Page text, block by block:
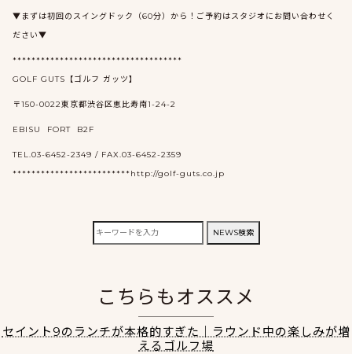
▼まずは初回のスイングドック（60分）から！ご予約はスタジオにお問い合わせく
ださい▼
************************************
GOLF GUTS【ゴルフ ガッツ】
〒150-0022東京都渋谷区恵比寿南1-24-2
EBISU FORT B2F
TEL.03-6452-2349 / FAX.03-6452-2359
*************************http://golf-guts.co.jp
検
索:
NEWS検索
こちらもオススメ
セイント9のランチが本格的すぎた｜ラウンド中の楽しみが増
えるゴルフ場